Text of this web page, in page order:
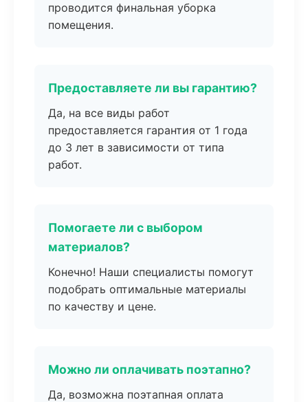
проводится финальная уборка
помещения.
Предоставляете ли вы гарантию?
Да, на все виды работ
предоставляется гарантия от 1 года
до 3 лет в зависимости от типа
работ.
Помогаете ли с выбором
материалов?
Конечно! Наши специалисты помогут
подобрать оптимальные материалы
по качеству и цене.
Можно ли оплачивать поэтапно?
Да, возможна поэтапная оплата